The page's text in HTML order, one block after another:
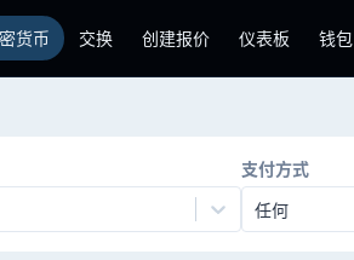
货币 交换 创建报价 仪表板 钱包
支付方式
任何